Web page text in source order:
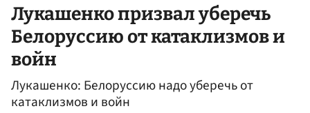
Лукашенко призвал уберечь
Белоруссию от катаклизмов и
войн
Лукашенко: Белоруссию надо уберечь от
катаклизмов и войн